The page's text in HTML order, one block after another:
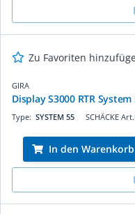
Zu Favoriten
GIRA
Display S3000 RTR
SCHÄCKE
Type: SYSTEM 55
In den Warenkorb